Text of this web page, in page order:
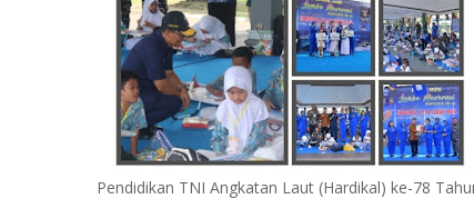
Pendidikan TNI Angkatan Laut (Hardikal) ke-78